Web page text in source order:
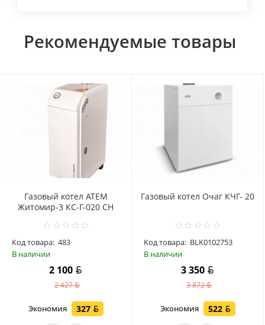
Рекомендуемые товары
Газовый котел АТЕМ
Житомир-3 КС-Г-020 СН
Код товара: 483
В наличии
2 100
2 427
Экономия 327
Газовый котел Очаг КЧГ- 20
Код товара: BLK0102753
В наличии
3 350
3 872
Экономия 522